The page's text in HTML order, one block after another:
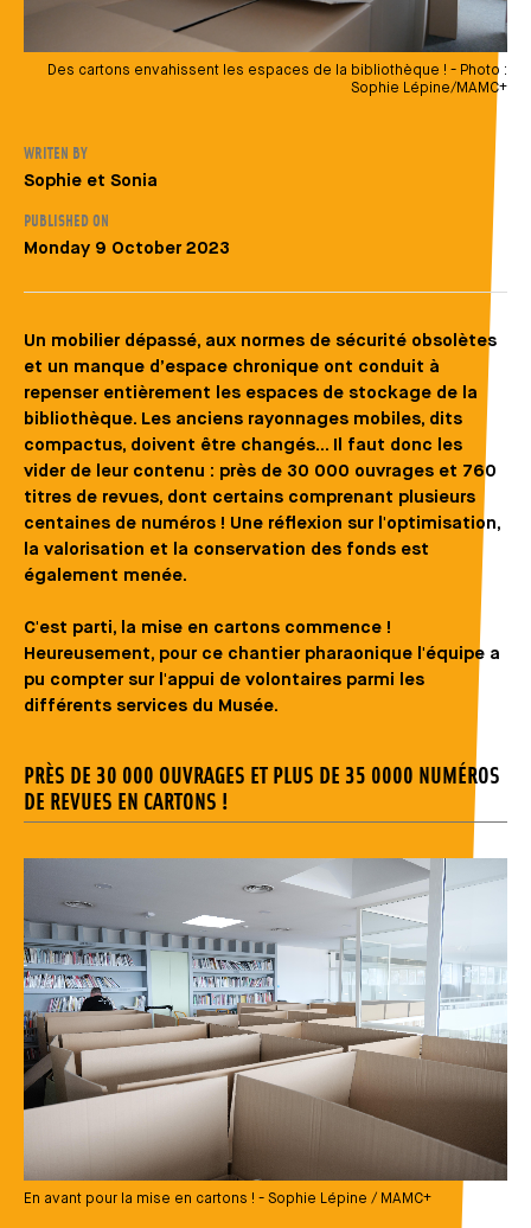
Des cartons envahissent les espaces de la bibliothèque ! - Photo :
Sophie Lépine/MAMC+
WRITEN BY
Auteur
Sophie et Sonia
PUBLISHED ON
Monday 9 October 2023
Un mobilier dépassé, aux normes de sécurité obsolètes
et un manque d’espace chronique ont conduit à
repenser entièrement les espaces de stockage de la
bibliothèque. Les anciens rayonnages mobiles, dits
compactus, doivent être changés... Il faut donc les
vider de leur contenu : près de 30 000 ouvrages et 760
titres de revues, dont certains comprenant plusieurs
centaines de numéros ! Une réflexion sur l'optimisation,
la valorisation et la conservation des fonds est
également menée.
C'est parti, la mise en cartons commence !
Heureusement, pour ce chantier pharaonique l'équipe a
pu compter sur l'appui de volontaires parmi les
différents services du Musée.
PRÈS DE 30 000 OUVRAGES ET PLUS DE 35 0000 NUMÉROS
DE REVUES EN CARTONS !
En avant pour la mise en cartons ! - Sophie Lépine / MAMC+